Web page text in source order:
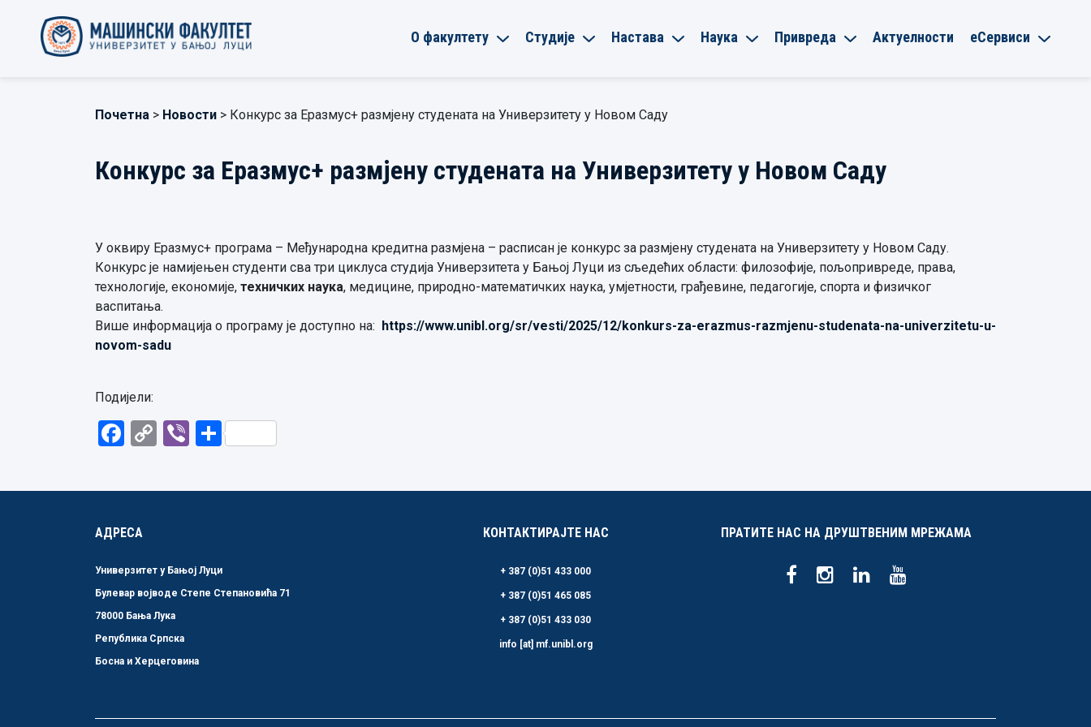
О факултету Студије Настава Наука Привреда Актуелности еСервиси
Почетна > Новости > Конкурс за Еразмус+ размјену студената на Универзитету у Новом Саду
Конкурс за Еразмус+ размјену студената на Универзитету у Новом Саду
У оквиру Еразмус+ програма – Међународна кредитна размјена – расписан је конкурс за размјену студената на Универзитету у Новом Саду.
Конкурс је намијењен студенти сва три циклуса студија Универзитета у Бањој Луци из сљедећих области: филозофије, пољопривреде, права,
технологије, економије, техничких наука, медицине, природно-математичких наука, умјетности, грађевине, педагогије, спорта и физичког
васпитања.
Више информација о програму је доступно на: https://www.unibl.org/sr/vesti/2025/12/konkurs-za-erazmus-razmjenu-studenata-na-univerzitetu-u-
novom-sadu
Подијели:
Facebook
CopyViberShare
АДРЕСА
Универзитет у Бањој Луци
Булевар војводе Степе Степановића 71
78000 Бања Лука
Република Српска
Босна и Херцеговина
КОНТАКТИРАЈТЕ НАС
+ 387 (0)51 433 000
+ 387 (0)51 465 085
+ 387 (0)51 433 030
info [at] mf.unibl.org
ПРАТИТЕ НАС НА ДРУШТВЕНИМ МРЕЖАМА